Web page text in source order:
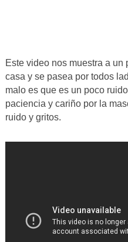
Este video nos muestra a
casa y se pasea por todos
malo es que es un poco
paciencia y cariño por la
ruido y gritos.